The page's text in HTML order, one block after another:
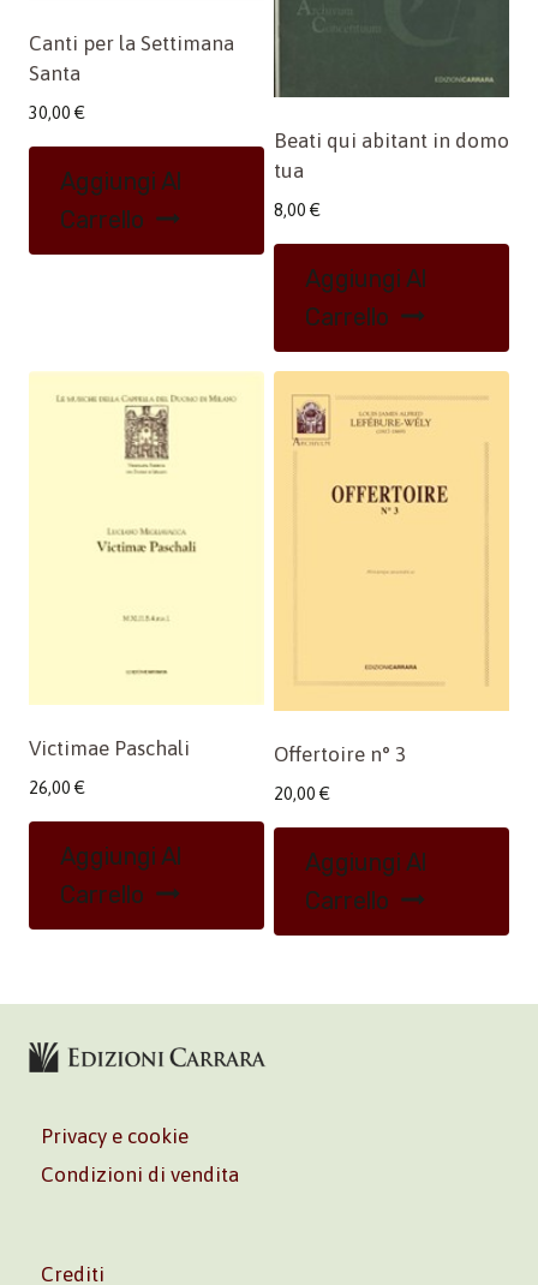
Canti per la Settimana
Santa
30,00 €
Aggiungi Al
Carrello
Beati qui abitant in domo
tua
8,00 €
Aggiungi Al
Carrello
Victimae Paschali
26,00 €
Aggiungi Al
Carrello
Offertoire n° 3
20,00 €
Aggiungi Al
Carrello
Privacy e cookie
Condizioni di vendita
Crediti